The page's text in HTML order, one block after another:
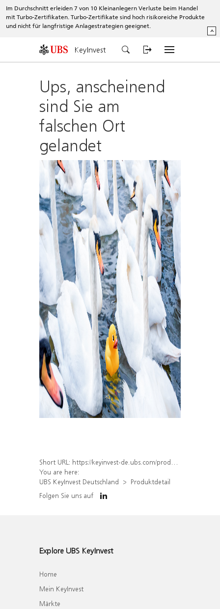
Im Durchschnitt erleiden 7 von 10 Kleinanlegern Verluste beim Handel
mit Turbo-Zertifikaten. Turbo-Zertifikate sind hoch risikoreiche Produkte
und nicht für langfristige Anlagestrategien geeignet.
^
KeyInvest
Ups, anscheinend
sind Sie am
falschen Ort
gelandet
Short URL: https://keyinvest-de.ubs.com/produkt/detail/index/isin/DE000WA734M2
You are here:
UBS KeyInvest Deutschland
Produktdetail
Folgen Sie uns auf
Explore UBS KeyInvest
Home
Mein KeyInvest
Märkte